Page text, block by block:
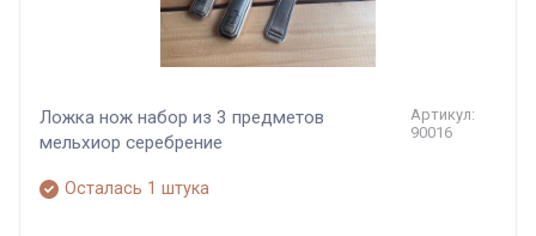
Ложка нож набор из 3 предметов
мельхиор серебрение
Артикул:
90016
Осталась 1 штука